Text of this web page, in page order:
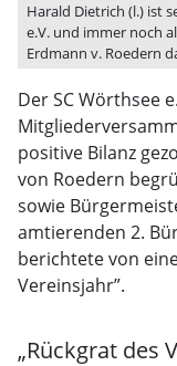
Harald Dietrich (l.) ist
e.V. und immer noch
Erdmann v. Roedern
Der SC Wörthsee
positive Bilanz
von Roedern
sowie
amtierenden 2.
berichtete von
Vereinsjahr”.
„Rückgrat des